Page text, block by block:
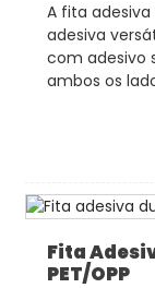
A fita
adesiva
com adesivo
ambos os
Fita
PET/OPP